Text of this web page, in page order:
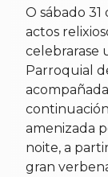
O sábado
actos
celebrarase
Parroquial
amenizada
noite, a
gran